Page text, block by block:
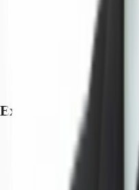
Exposé herunterladen